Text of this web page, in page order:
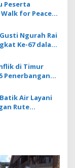
Peserta
for Peace
Ngurah Rai
Ke-67 dalam
di Timur
Penerbangan
Rai
Air Layani
Rute